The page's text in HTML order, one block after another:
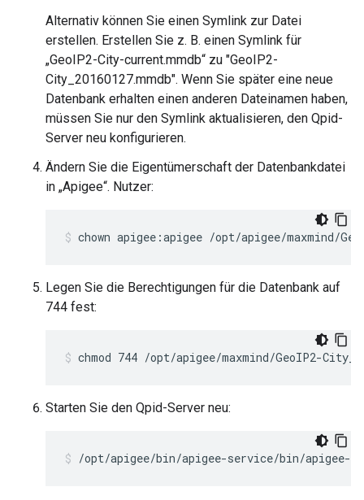
Alternativ können Sie einen Symlink zur Datei
erstellen. Erstellen Sie z. B. einen Symlink für
„GeoIP2-City-current.mmdb“ zu "GeoIP2-
City_20160127.mmdb". Wenn Sie später eine neue
Datenbank erhalten einen anderen Dateinamen haben,
müssen Sie nur den Symlink aktualisieren, den Qpid-
Server neu konfigurieren.
Ändern Sie die Eigentümerschaft der Datenbankdatei
in „Apigee“. Nutzer:
chown apigee:apigee /opt/apigee/maxmind/
Legen Sie die Berechtigungen für die Datenbank auf
744 fest:
chmod 744 /opt/apigee/maxmind/GeoIP2-
Starten Sie den Qpid-Server neu:
/opt/apigee/bin/apigee-service/bin/apigee-